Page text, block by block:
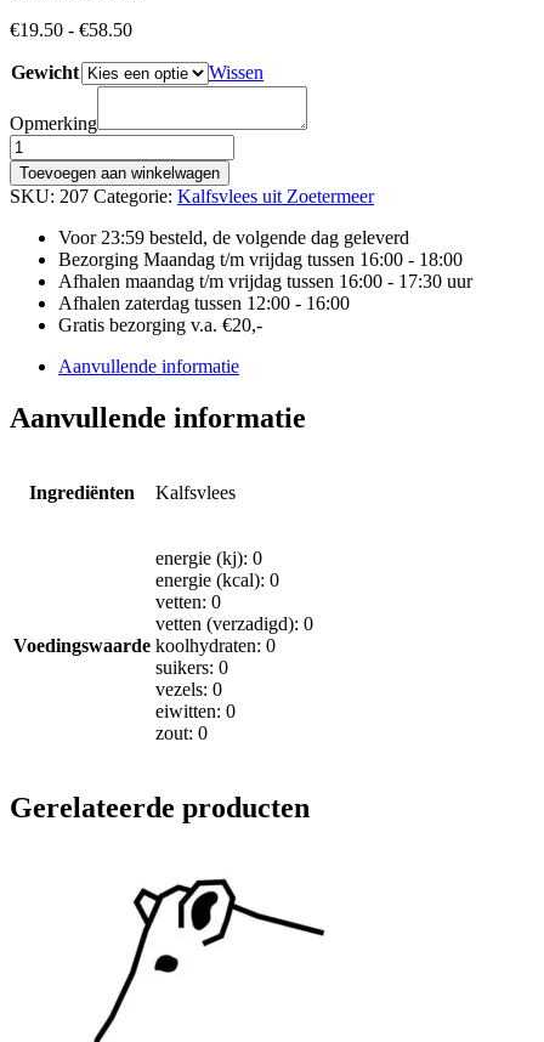
€19.50 - €58.50Prijsklasse:
tot
€58.50
Gewicht Wissen
Opmerking
ROSÉ
KALFSROLLADE
aantal
Toevoegen aan winkelwagen
SKU: 207 Categorie: Kalfsvlees uit Zoetermeer
Voor 23:59 besteld, de volgende dag geleverd
Bezorging Maandag t/m vrijdag tussen 16:00 - 18:00
Afhalen maandag t/m vrijdag tussen 16:00 - 17:30 uur
Afhalen zaterdag tussen 12:00 - 16:00
Gratis bezorging v.a. €20,-
Aanvullende informatie
Aanvullende informatie
Ingrediënten Kalfsvlees
Voedingswaarde
energie (kj): 0
energie (kcal): 0
vetten: 0
vetten (verzadigd): 0
koolhydraten: 0
suikers: 0
vezels: 0
eiwitten: 0
zout: 0
Gerelateerde producten